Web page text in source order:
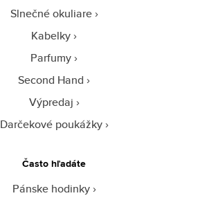
Slnečné okuliare
Kabelky
Parfumy
Second Hand
Výpredaj
Darčekové poukážky
Často hľadáte
Pánske hodinky